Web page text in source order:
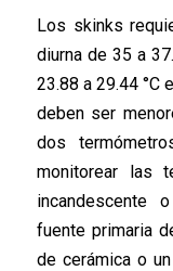
Los skinks
diurna de 35 a
23.88 a 29.44 °C
deben ser
dos
monitorear las
incandescente
fuente primaria
de cerámica o